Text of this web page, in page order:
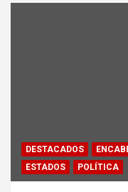
DESTACADOS
ESTADOS
POLÍTICA